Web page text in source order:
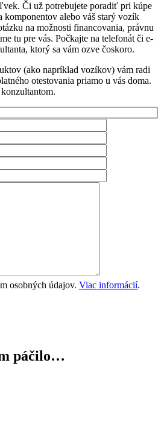
Či už potrebujete poradiť pri kúpe
alebo váš starý vozík
na možnosti financovania, právnu
tu pre vás. Počkajte na telefonát či e-
ktorý sa vám ozve čoskoro.
(ako napríklad vozíkov) vám radi
otestovania priamo u vás doma.
osobných údajov. Viac informácií.
páčilo…